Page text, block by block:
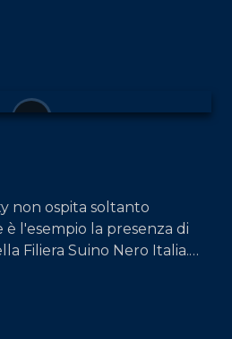
non ospita soltanto
l'esempio la presenza di
Filiera Suino Nero Italia.
accompagnatore